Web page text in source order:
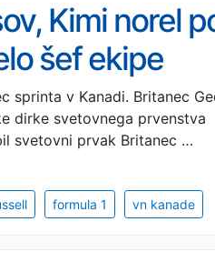
Kimi norel
šef ekipe
sprinta v Kanadi. Britanec
dirke svetovnega prvenstva
svetovni prvak Britanec …
formula 1 vn kanade